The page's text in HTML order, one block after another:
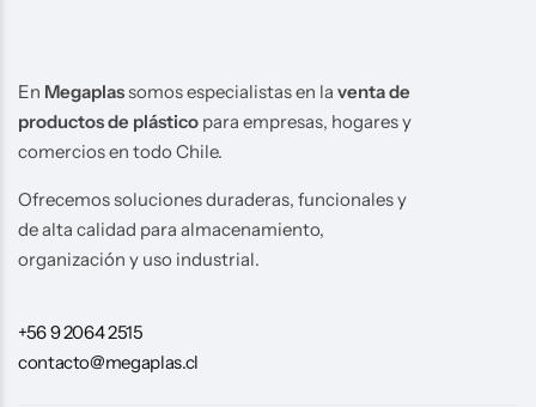
En Megaplassomos especialistas en la venta de
productos de plástico para empresas, hogares y
comercios en todo Chile.
Ofrecemos soluciones duraderas, funcionales y
de alta calidad para almacenamiento,
organización y uso industrial.
+56 9 2064 2515
contacto@megaplas.cl